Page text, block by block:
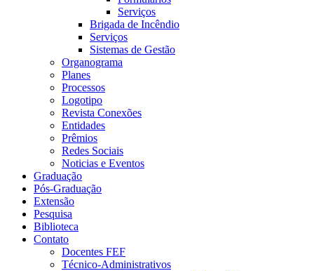
Serviços
Brigada de Incêndio
Serviços
Sistemas de Gestão
Organograma
Planes
Processos
Logotipo
Revista Conexões
Entidades
Prêmios
Redes Sociais
Noticias e Eventos
Graduação
Pós-Graduação
Extensão
Pesquisa
Biblioteca
Contato
Docentes FEF
Técnico-Administrativos